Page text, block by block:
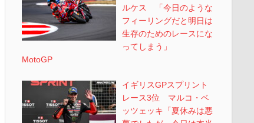
ルケス 「今日のような
フィーリングだと明日は
生存のためのレースにな
ってしまう」
MotoGP
イギリスGPスプリント
レース3位 マルコ・ベ
ッツェッキ「夏休みは悪